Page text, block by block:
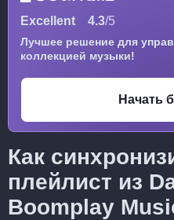
Excellent 4.3/5
Лучшее решение для
коллекцией музыки!
Начать
Как
плейлист из
Boomplay